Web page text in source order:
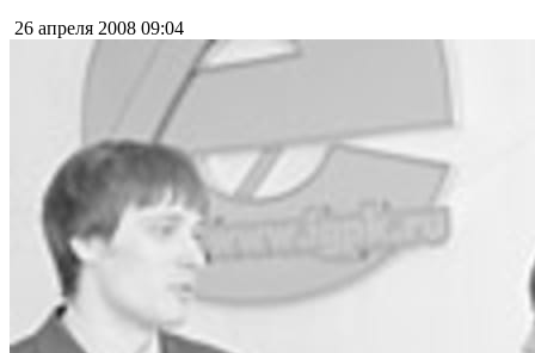
26 апреля 2008 09:04